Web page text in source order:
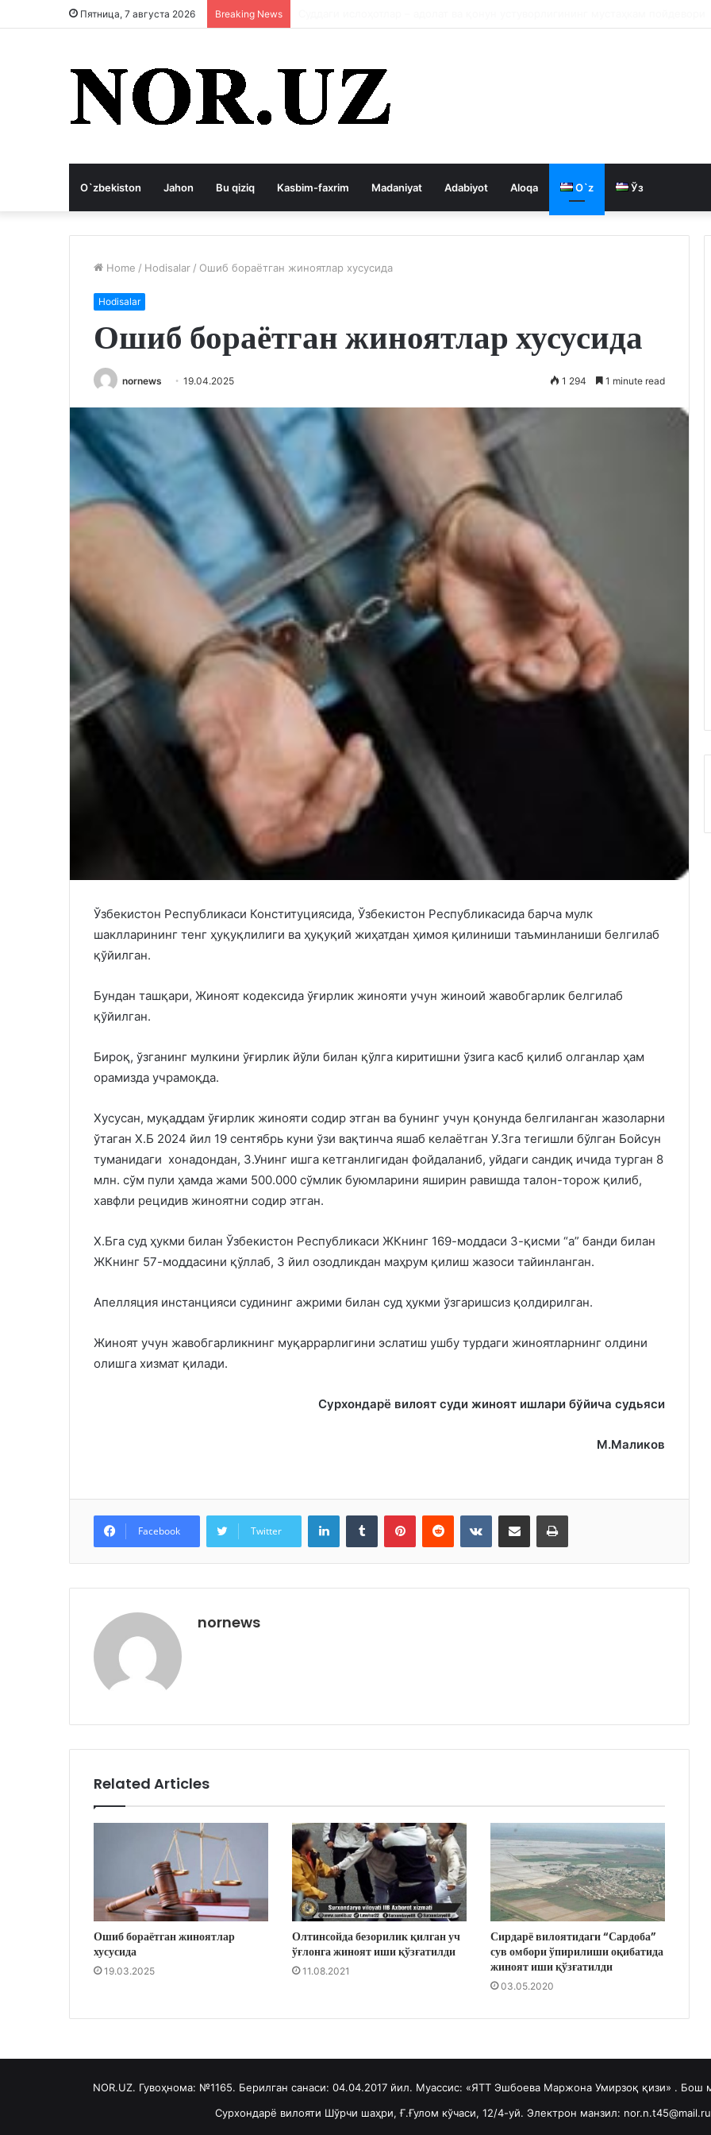
Пятница, 7 августа 2026 Breaking News
O`zbekiston Jahon Bu qiziq Kasbim-faxrim Madaniyat Adabiyot Aloqa O`z Ўз
Home / Hodisalar / Ошиб бораётган жиноятлар хусусида
Hodisalar
Ошиб бораётган жиноятлар хусусида
nornews 19.04.2025 1 294 1 minute read
Ўзбекистон Республикаси Конституциясида, Ўзбекистон Республикасида барча мулк
шаклларининг тенг ҳуқуқлилиги ва ҳуқуқий жиҳатдан ҳимоя қилиниши таъминланиши белгилаб
қўйилган.
Бундан ташқари, Жиноят кодексида ўғирлик жинояти учун жиноий жавобгарлик белгилаб
қўйилган.
Бироқ, ўзганинг мулкини ўғирлик йўли билан қўлга киритишни ўзига касб қилиб олганлар ҳам
орамизда учрамоқда.
Хусусан, муқаддам ўғирлик жинояти содир этган ва бунинг учун қонунда белгиланган жазоларни
ўтаган Х.Б 2024 йил 19 сентябрь куни ўзи вақтинча яшаб келаётган У.Зга тегишли бўлган Бойсун
туманидаги хонадондан, З.Унинг ишга кетганлигидан фойдаланиб, уйдаги сандиқ ичида турган 8
млн. сўм пули ҳамда жами 500.000 сўмлик буюмларини яширин равишда талон-торож қилиб,
хавфли рецидив жиноятни содир этган.
Х.Бга суд ҳукми билан Ўзбекистон Республикаси ЖКнинг 169-моддаси 3-қисми “а” банди билан
ЖКнинг 57-моддасини қўллаб, 3 йил озодликдан маҳрум қилиш жазоси тайинланган.
Апелляция инстанцияси судининг ажрими билан суд ҳукми ўзгаришсиз қолдирилган.
Жиноят учун жавобгарликнинг муқаррарлигини эслатиш ушбу турдаги жиноятларнинг олдини
олишга хизмат қилади.
Сурхондарё вилоят суди жиноят ишлари бўйича судьяси
М.Маликов
Facebook Twitter
LinkedInTumblr PinterestReddit VKontakteShare via Email Print
nornews
Related Articles
Ошиб бораётган жиноятлар
хусусида
19.03.2025
Олтинсойда безорилик қилган уч
ўғлонга жиноят иши қўзғатилди
11.08.2021
Сирдарё вилоятидаги “Сардоба”
сув омбори ўпирилиши оқибатида
жиноят иши қўзғатилди
03.05.2020
NOR.UZ. Гувоҳнома: №1165. Берилган санаси: 04.04.2017 йил. Муассис: «ЯТТ Эшбоева Маржона Умирзоқ қизи» .
Сурхондарё вилояти Шўрчи шаҳри, Ғ.Ғулом кўчаси, 12/4-уй. Электрон манзил: